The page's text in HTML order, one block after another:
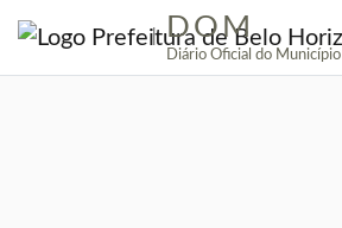
| DOM
Diário Oficial do Município